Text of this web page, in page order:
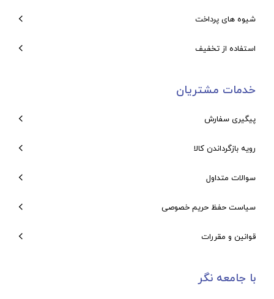
شیوه های پرداخت
استفاده از تخفیف
خدمات مشتریان
پیگیری سفارش
رویه بازگرداندن کالا
سوالات متداول
سیاست حفظ حریم خصوصی
قوانین و مقررات
با جامعه نگر